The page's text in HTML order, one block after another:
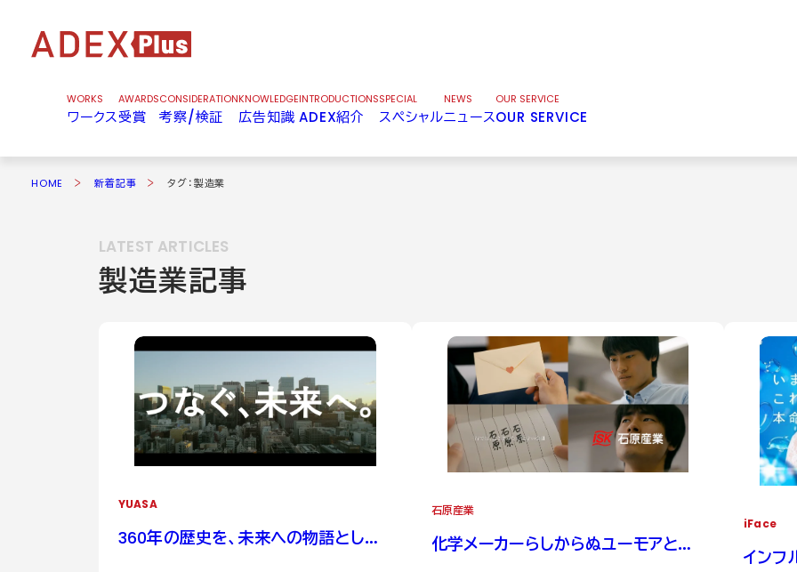
WORKS
ワークス
AWARDS
受賞
CONSIDERATION
考察/検証
KNOWLEDGE
広告知識
INTRODUCTIONS
ADEX紹介
SPECIAL
スペシャル
NEWS
ニュース
OUR SERVICE
OUR SERVICE
HOME 新着記事 タグ：製造業
LATEST ARTICLES
製造業記事
YUASA
360年の歴史を、未来への物語として
石原産業
化学メーカーらしからぬユーモアとイ
iFace
インフ